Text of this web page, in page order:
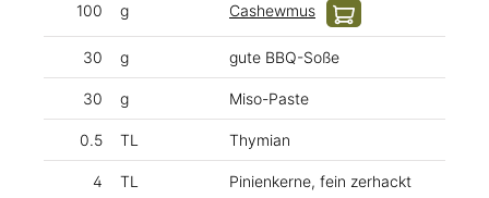
100 g Cashewmus
30 g gute BBQ-Soße
30 g Miso-Paste
0.5 TL Thymian
4 TL Pinienkerne, fein zerhackt